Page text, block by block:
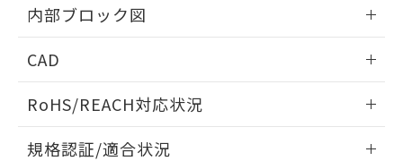
内部ブロック図
CAD
ドすることができます。
RoHS/REACH対応状況
規格認証/適合状況